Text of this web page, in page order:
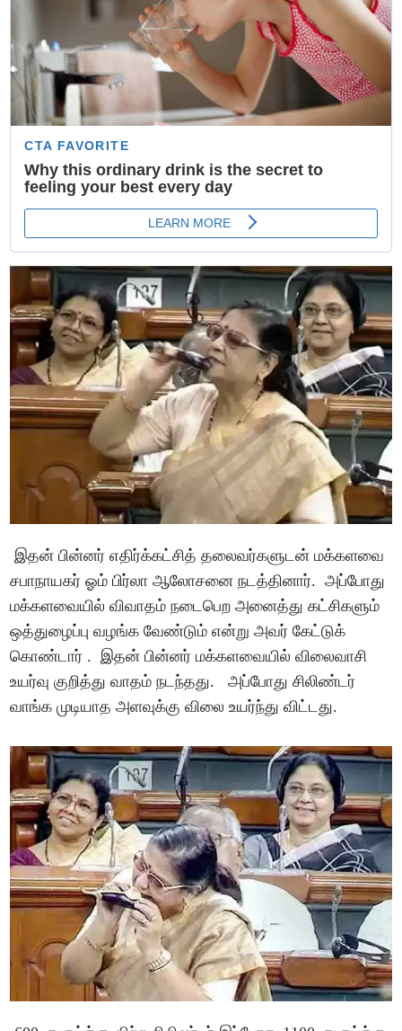
இதன் பின்னர் எதிர்க்கட்சித் தலைவர்களுடன் மக்களவை
சபாநாயகர் ஓம் பிர்லா ஆலோசனை நடத்தினார். அப்போது
மக்களவையில் விவாதம் நடைபெற அனைத்து கட்சிகளும்
ஒத்துழைப்பு வழங்க வேண்டும் என்று அவர் கேட்டுக்
கொண்டார் . இதன் பின்னர் மக்களவையில் விலைவாசி
உயர்வு குறித்து வாதம் நடந்தது. அப்போது சிலிண்டர்
வாங்க முடியாத அளவுக்கு விலை உயர்ந்து விட்டது.